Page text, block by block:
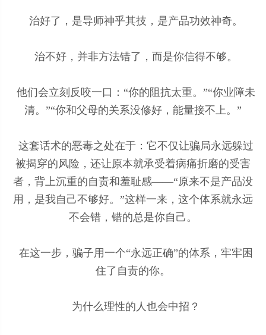
治好了，是导师神乎其技，是产品功效神奇。
治不好，并非方法错了，而是你信得不够。
他们会立刻反咬一口：“你的阻抗太重。”“你业障未
清。”“你和父母的关系没修好，能量接不上。”
这套话术的恶毒之处在于：它不仅让骗局永远躲过
被揭穿的风险，还让原本就承受着病痛折磨的受害
者，背上沉重的自责和羞耻感——“原来不是产品没
用，是我自己不够好。”这样一来，这个体系就永远
不会错，错的总是你自己。
在这一步，骗子用一个“永远正确”的体系，牢牢困
住了自责的你。
为什么理性的人也会中招？